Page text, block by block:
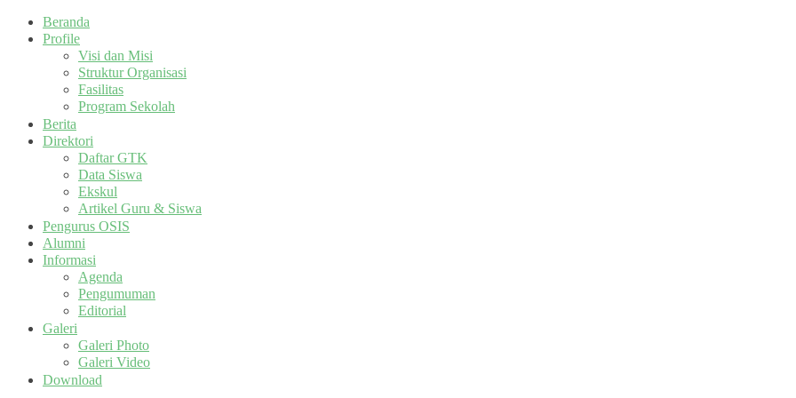
Beranda
Profile
Visi dan Misi
Struktur Organisasi
Fasilitas
Program Sekolah
Berita
Direktori
Daftar GTK
Data Siswa
Ekskul
Artikel Guru & Siswa
Pengurus OSIS
Alumni
Informasi
Agenda
Pengumuman
Editorial
Galeri
Galeri Photo
Galeri Video
Download